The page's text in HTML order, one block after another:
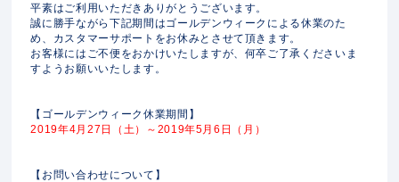
平素はご利用いただきありがとうございます。
誠に勝手ながら下記期間はゴールデンウィークによる休業のた
め、カスタマーサポートをお休みとさせて頂きます。
お客様にはご不便をおかけいたしますが、何卒ご了承くださいま
すようお願いいたします。
【ゴールデンウィーク休業期間】
2019年4月27日（土）～2019年5月6日（月）
【お問い合わせについて】